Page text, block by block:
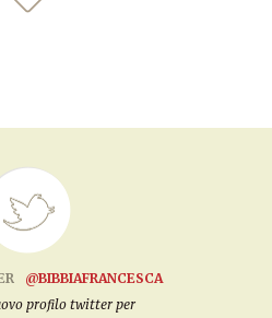
@BIBBIAFRANCESCA
profilo twitter per